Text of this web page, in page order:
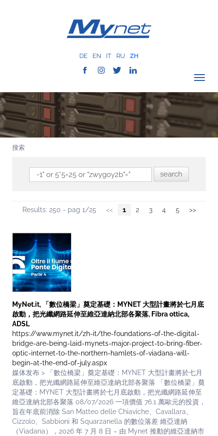
DE EN IT RU ZH
驗證覆蓋範圍
公司
网络服务
服务
MYNET
以往案例
搜索
Results: 250 - pag 1/25 << 1 2 3 4 5 >>
MyNet.it, 「數位橋梁」奠定基礎：MYNET 大型計畫將於七月底
啟動，把光纖網路延伸至維亞達納北部各聚落, Fibra ottica,
ADSL
https://www.mynet.it/zh-it/the-foundations-of-the-digital-
bridge-are-being-laid-mynets-major-project-to-bring-fiber-
optic-internet-to-the-northern-hamlets-of-viadana-will-
begin-at-the-end-of-july.aspx
媒体发布 > 「數位橋梁」奠定基礎：MYNET 大型計畫將於七月
底啟動，把光纖網路延伸至維亞達納北部各聚落 「數位橋梁」奠
定基礎：MYNET 大型計畫將於七月底啟動，把光纖網路延伸至
維亞達納北部各聚落 08/07/2026 一項價值 76.1 萬歐元的投資，
旨在年底前消除 San Matteo delle Chiaviche、Cavallara、
Cizzolo、Sabbioni 和 Squarzanella 的數位落差 維亞達納
（Viadana），2026 年 7 月 8 日 – 由 Mynet 推動的維亞達納市